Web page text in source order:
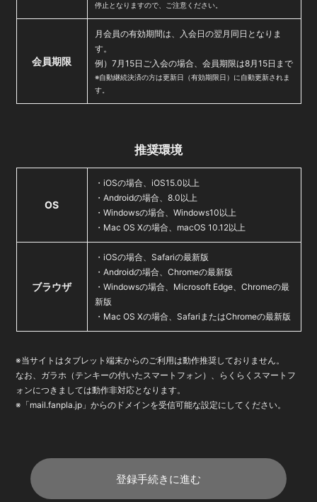
停止となりますので、ご注意ください。
会員期限
月会員の有効期間は、入会日の翌月同日となりま
す。
例）7月15日ご入会の場合、会員期限は8月15日まで
※自動継続決済の方は更新日（有効期限日）に自動更新されま
す。
推奨環境
OS
・iOSの場合、iOS15.0以上
・Androidの場合、8.0以上
・Windowsの場合、Windows10以上
・Mac OS Xの場合、macOS 10.12以上
ブラウザ
・iOSの場合、Safariの最新版
・Androidの場合、Chromeの最新版
・Windowsの場合、Microsoft Edge、Chromeの最
新版
・Mac OS Xの場合、SafariまたはChromeの最新版
※当サイトはタブレット端末からのご利用は動作推奨しておりません。
なお、ガラホ（テンキーの付いたスマートフォン）、らくらくスマートフ
ォンにつきましては動作非対応となります。
※「mail.fanpla.jp」からのドメインを受信可能な設定にしてください。
登録手続きに進む